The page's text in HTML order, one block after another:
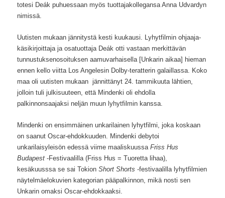
totesi Deák puhuessaan myös tuottajakollegansa Anna Udvardyn
nimissä.
Uutisten mukaan jännitystä kesti kuukausi. Lyhytfilmin ohjaaja-
käsikirjoittaja ja osatuottaja Deák otti vastaan merkittävän
tunnustuksenosoituksen aamuvarhaisella [Unkarin aikaa] hieman
ennen kello viitta Los Angelesin Dolby-teratterin galaillassa. Koko
maa oli uutisten mukaan jännittänyt 24. tammikuuta lähtien,
jolloin tuli julkisuuteen, että Mindenki oli ehdolla
palkinnonsaajaksi neljän muun lyhytfilmin kanssa.
Mindenki on ensimmäinen unkarilainen lyhytfilmi, joka koskaan
on saanut Oscar-ehdokkuuden. Mindenki debytoi
unkarilaisyleisön edessä viime maaliskuussa Friss Hus
Budapest -Festivaalilla (Friss Hus = Tuoretta lihaa),
kesäkuusssa se sai TokionShort Shorts -festivaalilla lyhytfilmien
näytelmäelokuvien kategorian pääpalkinnon, mikä nosti sen
Unkarin omaksi Oscar-ehdokkaaksi.